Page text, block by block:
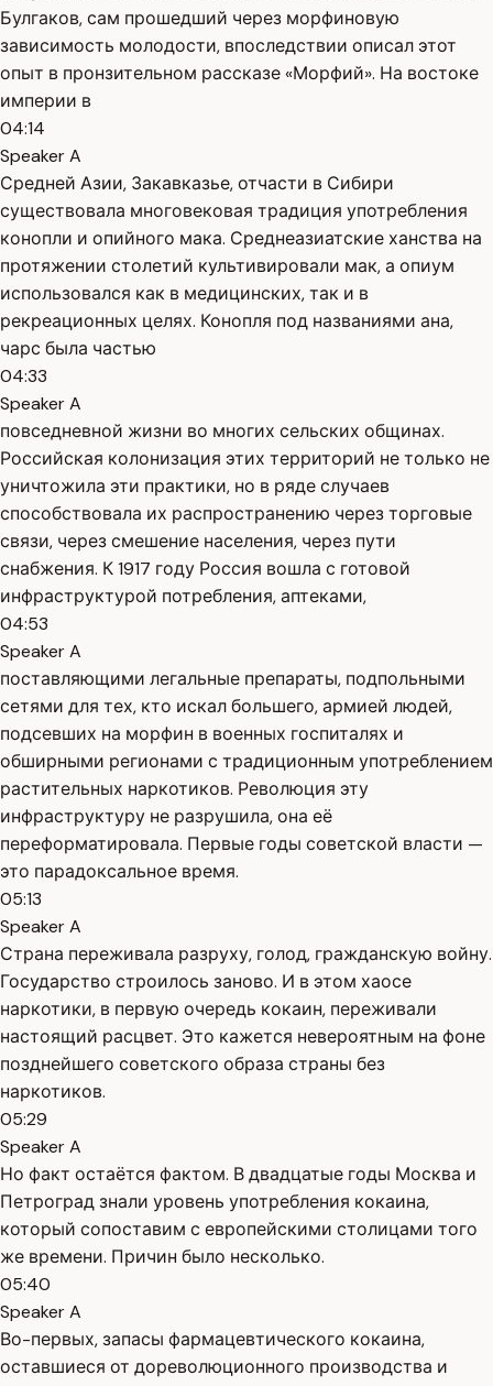
Булгаков, сам прошедший через морфиновую
зависимость молодости, впоследствии описал этот
опыт в пронзительном рассказе «Морфий». На востоке
империи в
04:14
Speaker A
Средней Азии, Закавказье, отчасти в Сибири
существовала многовековая традиция употребления
конопли и опийного мака. Среднеазиатские ханства на
протяжении столетий культивировали мак, а опиум
использовался как в медицинских, так и в
рекреационных целях. Конопля под названиями ана,
чарс была частью
04:33
Speaker A
повседневной жизни во многих сельских общинах.
Российская колонизация этих территорий не только не
уничтожила эти практики, но в ряде случаев
способствовала их распространению через торговые
связи, через смешение населения, через пути
снабжения. К 1917 году Россия вошла с готовой
инфраструктурой потребления, аптеками,
04:53
Speaker A
поставляющими легальные препараты, подпольными
сетями для тех, кто искал большего, армией людей,
подсевших на морфин в военных госпиталях и
обширными регионами с традиционным употреблением
растительных наркотиков. Революция эту
инфраструктуру не разрушила, она её
переформатировала. Первые годы советской власти —
это парадоксальное время.
05:13
Speaker A
Страна переживала разруху, голод, гражданскую войну.
Государство строилось заново. И в этом хаосе
наркотики, в первую очередь кокаин, переживали
настоящий расцвет. Это кажется невероятным на фоне
позднейшего советского образа страны без
наркотиков.
05:29
Speaker A
Но факт остаётся фактом. В двадцатые годы Москва и
Петроград знали уровень употребления кокаина,
который сопоставим с европейскими столицами того
же времени. Причин было несколько.
05:40
Speaker A
Во-первых, запасы фармацевтического кокаина,
оставшиеся от дореволюционного производства и